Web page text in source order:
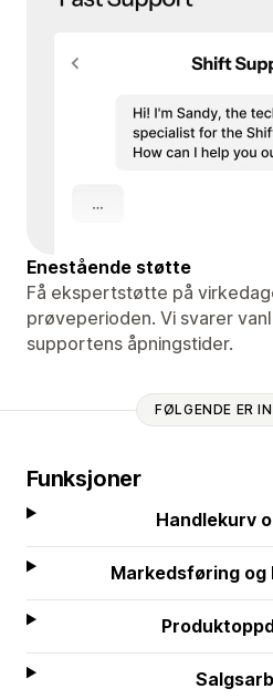
Enestående støtte
Få ekspertstøtte på
prøveperioden. Vi svarer
supportens åpningstider.
FØLGENDE ER
Funksjoner
Handlekurv
Markedsføring